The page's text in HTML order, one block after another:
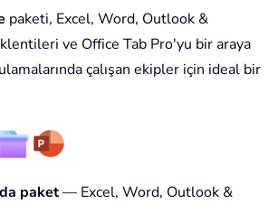
paketi, Excel, Word, Outlook &
ve Office Tab Pro'yu bir araya
çalışan ekipler için ideal bir
paket— Excel, Word, Outlook &